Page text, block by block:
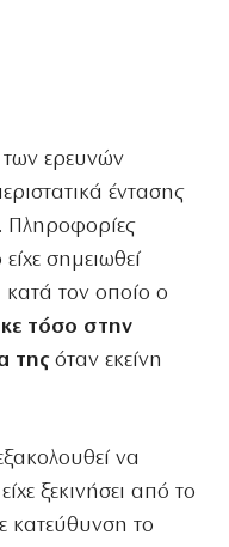
ερευνών
έντασης
Πληροφορίες
σημειωθεί
τον οποίο ο
τόσο στην
της όταν εκείνη
να
ξεκινήσει από το
κατεύθυνση το